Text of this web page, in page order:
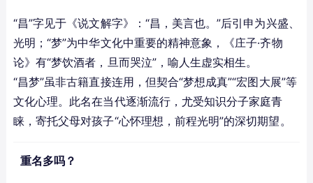
“昌”字见于《说文解字》：“昌，美言也。”后引申为兴盛、
光明；“梦”为中华文化中重要的精神意象，《庄子·齐物
论》有“梦饮酒者，旦而哭泣”，喻人生虚实相生。
“昌梦”虽非古籍直接连用，但契合“梦想成真”“宏图大展”等
文化心理。此名在当代逐渐流行，尤受知识分子家庭青
睐，寄托父母对孩子“心怀理想，前程光明”的深切期望。
重名多吗？